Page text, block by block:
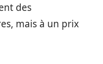
des
mais à un prix